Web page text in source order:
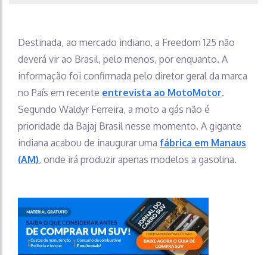
Destinada, ao mercado indiano, a Freedom 125 não
deverá vir ao Brasil, pelo menos, por enquanto. A
informação foi confirmada pelo diretor geral da marca
no País em recente entrevista ao MotoMotor.
Segundo Waldyr Ferreira, a moto a gás não é
prioridade da Bajaj Brasil nesse momento. A gigante
indiana acabou de inaugurar uma fábrica em Manaus
(AM), onde irá produzir apenas modelos a gasolina.